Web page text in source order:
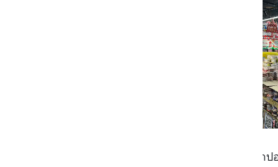
เข้ามาปุ๊ปสิ่งแรกที่เจอ คือ โซนกาชา